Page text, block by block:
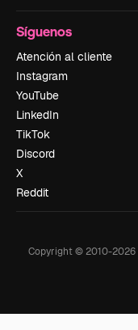
Síguenos
Atención al cliente
Instagram
YouTube
LinkedIn
TikTok
Discord
X
Reddit
Copyright © 2010-2026